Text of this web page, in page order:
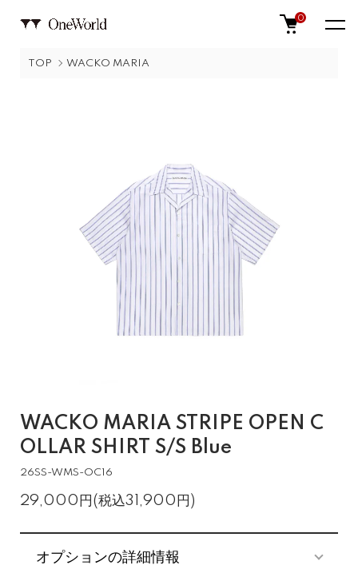
0
TOP WACKO MARIA
WACKO MARIA STRIPE OPEN C
OLLAR SHIRT S/S Blue
26SS-WMS-OC16
29,000円(税込31,900円)
オプションの詳細情報